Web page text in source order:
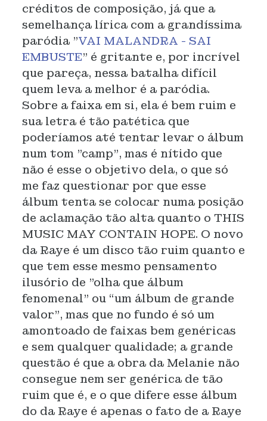
créditos de composição, já que a
semelhança lírica com a grandíssima
paródia "VAI MALANDRA - SAI
EMBUSTE" é gritante e, por incrível
que pareça, nessa batalha difícil
quem leva a melhor é a paródia.
Sobre a faixa em si, ela é bem ruim e
sua letra é tão patética que
poderíamos até tentar levar o álbum
num tom "camp", mas é nítido que
não é esse o objetivo dela, o que só
me faz questionar por que esse
álbum tenta se colocar numa posição
de aclamação tão alta quanto o THIS
MUSIC MAY CONTAIN HOPE. O novo
da Raye é um disco tão ruim quanto e
que tem esse mesmo pensamento
ilusório de "olha que álbum
fenomenal" ou “um álbum de grande
valor”, mas que no fundo é só um
amontoado de faixas bem genéricas
e sem qualquer qualidade; a grande
questão é que a obra da Melanie não
consegue nem ser genérica de tão
ruim que é, e o que difere esse álbum
do da Raye é apenas o fato de a Raye